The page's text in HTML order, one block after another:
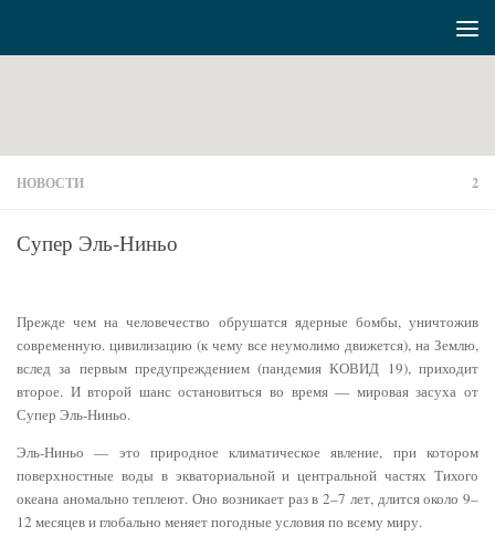
НОВОСТИ 2
Супер Эль-Ниньо
Прежде чем на человечество обрушатся ядерные бомбы, уничтожив
современную. цивилизацию (к чему все неумолимо движется), на Землю,
вслед за первым предупреждением (пандемия КОВИД 19), приходит
второе. И второй шанс остановиться во время — мировая засуха от
Супер Эль-Ниньо.
Эль-Ниньо — это природное климатическое явление, при котором
поверхностные воды в экваториальной и центральной частях Тихого
океана аномально теплеют. Оно возникает раз в 2–7 лет, длится около 9–
12 месяцев и глобально меняет погодные условия по всему миру.